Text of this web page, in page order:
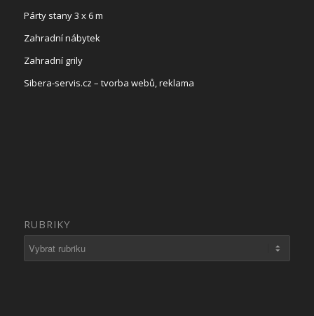
Párty stany 3 x 6 m
Zahradní nábytek
Zahradní grily
Sibera-servis.cz – tvorba webů, reklama
RUBRIKY